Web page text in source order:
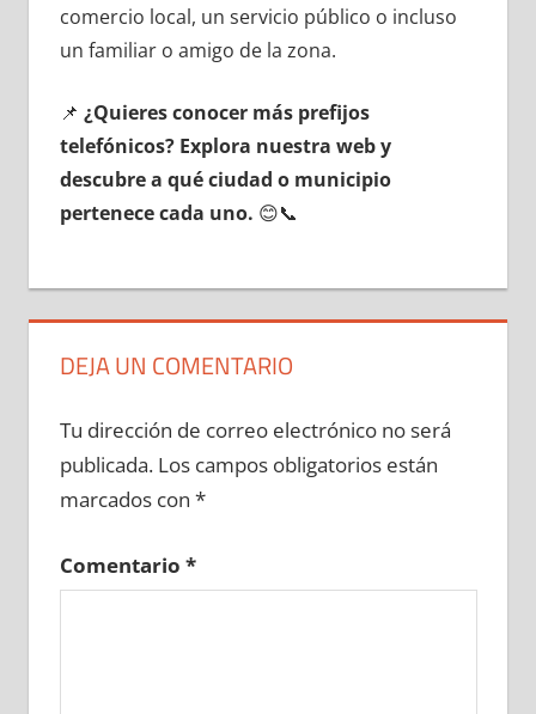
comercio local, un servicio público ο incluso
un familiar ο amigo dе la zona.
📌 ¿Quieres conocer mа́s prefijos
telefónicos? Explora nuestra web у
descubre а qué ciudad ο municipio
pertenece cada uno. 😊📞
DEJA UN COMENTARIO
Tu dirección de correo electrónico no será
publicada. Los campos obligatorios están
marcados con *
Comentario *